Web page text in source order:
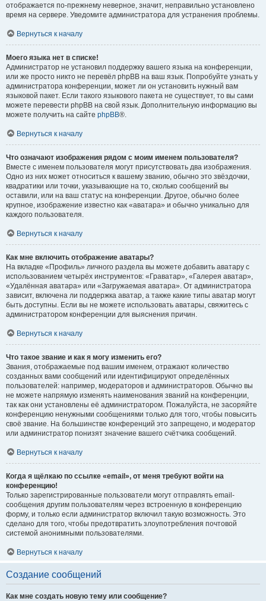
отображается по-прежнему неверное, значит, неправильно установлено
время на сервере. Уведомите администратора для устранения проблемы.
Вернуться к началу
Моего языка нет в списке!
Администратор не установил поддержку вашего языка на конференции,
или же просто никто не перевёл phpBB на ваш язык. Попробуйте узнать у
администратора конференции, может ли он установить нужный вам
языковой пакет. Если такого языкового пакета не существует, то вы сами
можете перевести phpBB на свой язык. Дополнительную информацию вы
можете получить на сайте phpBB®.
Вернуться к началу
Что означают изображения рядом с моим именем пользователя?
Вместе с именем пользователя могут присутствовать два изображения.
Одно из них может относиться к вашему званию, обычно это звёздочки,
квадратики или точки, указывающие на то, сколько сообщений вы
оставили, или на ваш статус на конференции. Другое, обычно более
крупное, изображение известно как «аватара» и обычно уникально для
каждого пользователя.
Вернуться к началу
Как мне включить отображение аватары?
На вкладке «Профиль» личного раздела вы можете добавить аватару с
использованием четырёх инструментов: «Граватар», «Галерея аватар»,
«Удалённая аватара» или «Загружаемая аватара». От администратора
зависит, включена ли поддержка аватар, а также какие типы аватар могут
быть доступны. Если вы не можете использовать аватары, свяжитесь с
администратором конференции для выяснения причин.
Вернуться к началу
Что такое звание и как я могу изменить его?
Звания, отображаемые под вашим именем, отражают количество
созданных вами сообщений или идентифицируют определённых
пользователей: например, модераторов и администраторов. Обычно вы
не можете напрямую изменять наименования званий на конференции,
так как они установлены её администратором. Пожалуйста, не засоряйте
конференцию ненужными сообщениями только для того, чтобы повысить
своё звание. На большинстве конференций это запрещено, и модератор
или администратор понизят значение вашего счётчика сообщений.
Вернуться к началу
Когда я щёлкаю по ссылке «email», от меня требуют войти на
конференцию!
Только зарегистрированные пользователи могут отправлять email-
сообщения другим пользователям через встроенную в конференцию
форму, и только если администратор включил такую возможность. Это
сделано для того, чтобы предотвратить злоупотребления почтовой
системой анонимными пользователями.
Вернуться к началу
Создание сообщений
Как мне создать новую тему или сообщение?